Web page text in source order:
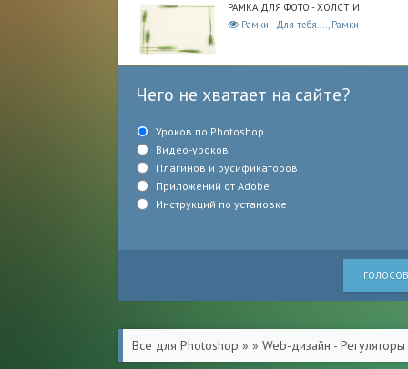
РАМКА ДЛЯ ФОТО - ХОЛСТ И
Рамки - Для тебя...., Рамки
Чего не хватает на сайте?
Уроков по Photoshop
Видео-уроков
Плагинов и русификаторов
Приложений от Adobe
Инструкций по установке
Все для Photoshop » » Web-дизайн - Регуляторы